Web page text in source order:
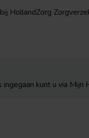
HollandZorg
ingegaan kunt u via